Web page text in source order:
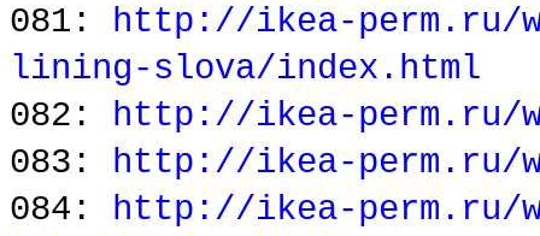
081: http://ikea-perm.ru/
lining-slova/index.html
082: http://ikea-perm.ru/
083: http://ikea-perm.ru/
084: http://ikea-perm.ru/